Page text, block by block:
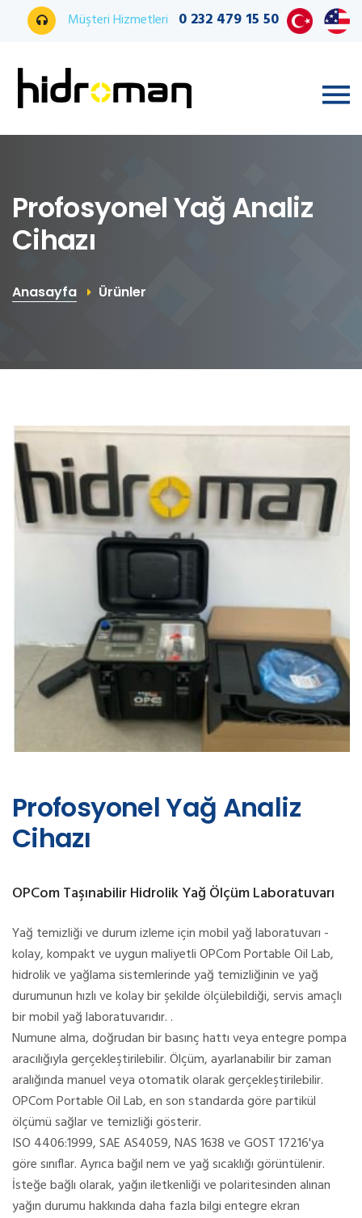
Müşteri Hizmetleri 0 232 479 15 50
Profosyonel Yağ Analiz
Cihazı
Anasayfa Ürünler
Profosyonel Yağ Analiz
Cihazı
OPCom Taşınabilir Hidrolik Yağ Ölçüm Laboratuvarı
Yağ temizliği ve durum izleme için mobil yağ laboratuvarı -
kolay, kompakt ve uygun maliyetli OPCom Portable Oil Lab,
hidrolik ve yağlama sistemlerinde yağ temizliğinin ve yağ
durumunun hızlı ve kolay bir şekilde ölçülebildiği, servis amaçlı
bir mobil yağ laboratuvarıdır. .
Numune alma, doğrudan bir basınç hattı veya entegre pompa
aracılığıyla gerçekleştirilebilir. Ölçüm, ayarlanabilir bir zaman
aralığında manuel veya otomatik olarak gerçekleştirilebilir.
OPCom Portable Oil Lab, en son standarda göre partikül
ölçümü sağlar ve temizliği gösterir.
ISO 4406:1999, SAE AS4059, NAS 1638 ve GOST 17216'ya
göre sınıflar. Ayrıca bağıl nem ve yağ sıcaklığı görüntülenir.
İsteğe bağlı olarak, yağın iletkenliği ve polaritesinden alınan
yağın durumu hakkında daha fazla bilgi entegre ekran